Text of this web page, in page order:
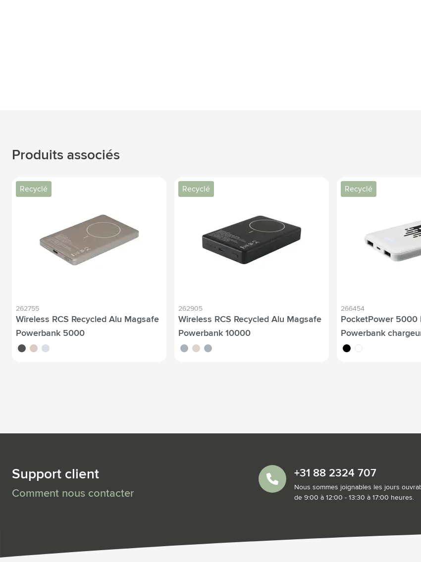
Produits associés
Recyclé
262755
Wireless RCS Recycled Alu Magsafe
Powerbank 5000
noir titanebleu nordique
Recyclé
262905
Wireless RCS Recycled Alu Magsafe
Powerbank 10000
noir titanebleu nordique
Recyclé
266454
PocketPower 5000
Powerbank
noir blanc
Support client
Comment nous contacter
+31 88 2324 707
Nous sommes joignables les jours
de 9:00 à 12:00 - 13:30 à 17:00 heures.